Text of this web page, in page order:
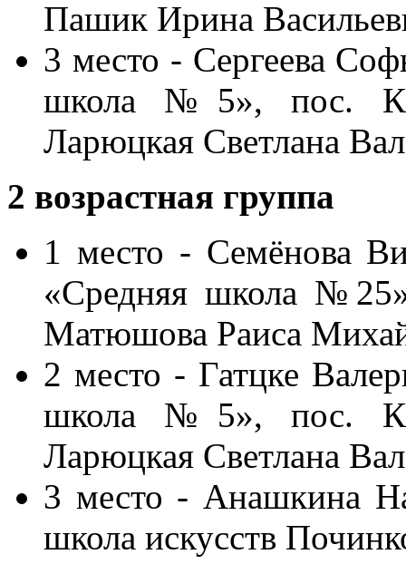
Пашик Ирина
3 место - Сергеева
школа №5», пос.
Ларюцкая Светлана
2 возрастная группа
1 место - Семёнова
«Средняя школа
Матюшова Раиса
2 место - Гатцке
школа №5», пос.
Ларюцкая Светлана
3 место - Анашкина
школа искусств